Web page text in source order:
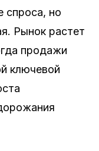
спроса, но
Рынок растет
продажи
ключевой